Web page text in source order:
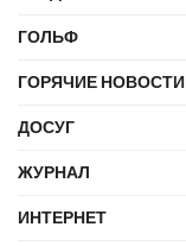
ГОЛЬФ
ГОРЯЧИЕ НОВОСТИ
ДОСУГ
ЖУРНАЛ
ИНТЕРНЕТ